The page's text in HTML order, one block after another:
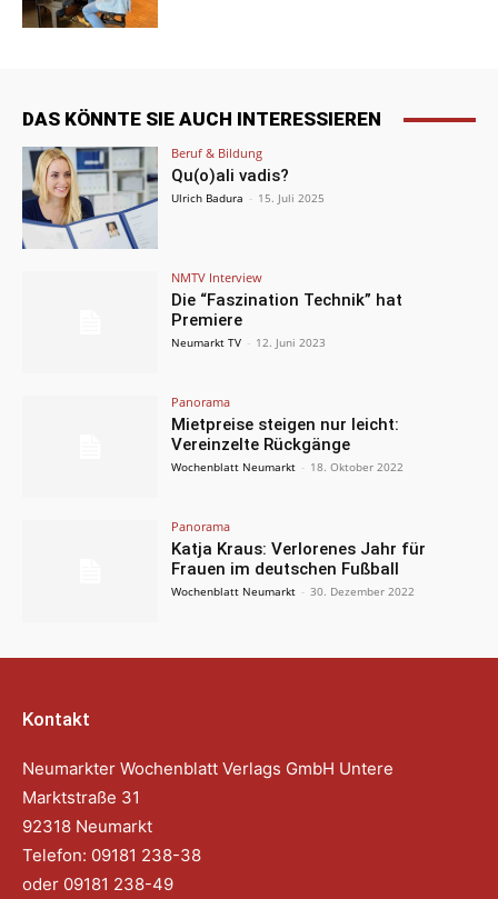
DAS KÖNNTE SIE AUCH INTERESSIEREN
Beruf & Bildung
Qu(o)ali vadis?
Ulrich Badura - 15. Juli 2025
NMTV Interview
Die “Faszination Technik” hat
Premiere
Neumarkt TV - 12. Juni 2023
Panorama
Mietpreise steigen nur leicht:
Vereinzelte Rückgänge
Wochenblatt Neumarkt - 18. Oktober 2022
Panorama
Katja Kraus: Verlorenes Jahr für
Frauen im deutschen Fußball
Wochenblatt Neumarkt - 30. Dezember 2022
Kontakt
Neumarkter Wochenblatt Verlags GmbH Untere
Marktstraße 31
92318 Neumarkt
Telefon: 09181 238-38
oder 09181 238-49